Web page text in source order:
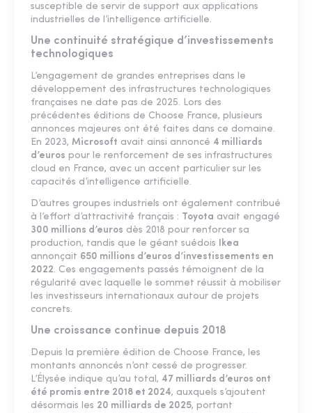
susceptible de servir de support aux applications
industrielles de l’intelligence artificielle.
Une continuité stratégique d’investissements
technologiques
L’engagement de grandes entreprises dans le
développement des infrastructures technologiques
françaises ne date pas de 2025. Lors des
précédentes éditions de Choose France, plusieurs
annonces majeures ont été faites dans ce domaine.
En 2023, Microsoft avait ainsi annoncé 4 milliards
d’euros pour le renforcement de ses infrastructures
cloud en France, avec un accent particulier sur les
capacités d’intelligence artificielle.
D’autres groupes industriels ont également contribué
à l’effort d’attractivité français : Toyota avait engagé
300 millions d’euros dès 2018 pour renforcer sa
production, tandis que le géant suédois Ikea
annonçait 650 millions d’euros d’investissements en
2022. Ces engagements passés témoignent de la
régularité avec laquelle le sommet réussit à mobiliser
les investisseurs internationaux autour de projets
concrets.
Une croissance continue depuis 2018
Depuis la première édition de Choose France, les
montants annoncés n’ont cessé de progresser.
L’Élysée indique qu’au total, 47 milliards d’euros ont
été promis entre 2018 et 2024, auxquels s’ajoutent
désormais les 20 milliards de 2025, portant